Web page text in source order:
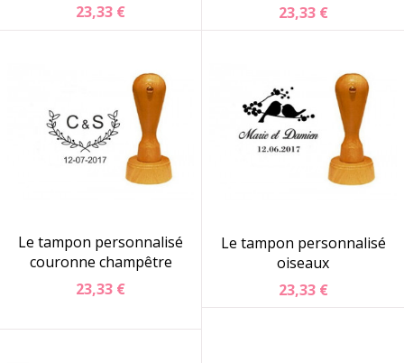
23,33 €
23,33 €
Le tampon personnalisé
couronne champêtre
23,33 €
Le tampon personnalisé
oiseaux
23,33 €